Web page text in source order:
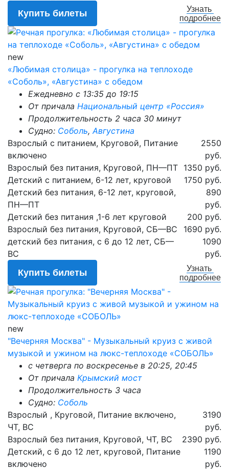
Купить билеты
Узнать
подробнее
new
«Любимая столица» - прогулка на теплоходе
«Соболь», «Августина» с обедом
Ежедневно с 13:35 до 19:15
От причала Национальный центр «Россия»
Продолжительность 2 часа 30 минут
Судно: Соболь, Августина
Взрослый с питанием, Круговой, Питание
включено
2550
руб.
Взрослый без питания, Круговой, ПН—ПТ 1350 руб.
Детский с питанием, 6-12 лет, круговой
1750 руб.
Детский без питания, 6-12 лет, круговой,
ПН—ПТ
890
руб.
Детский без питания ,1-6 лет круговой
200 руб.
Взрослый без питания, Круговой, СБ—ВС
1690 руб.
детский без питания, с 6 до 12 лет, СБ—
ВС
1090
руб.
Купить билеты
Узнать
подробнее
new
"Вечерняя Москва" - Музыкальный круиз с живой
музыкой и ужином на люкс-теплоходе «СОБОЛЬ»
с четверга по воскресенье в 20:25, 20:45
От причала Крымский мост
Продолжительность 3 часа
Судно: Соболь
Взрослый , Круговой, Питание включено,
ЧТ, ВС
3190
руб.
Взрослый без питания, Круговой, ЧТ, ВС
2390 руб.
Детский, с 6 до 12 лет, круговой, Питание
включено
1190
руб.